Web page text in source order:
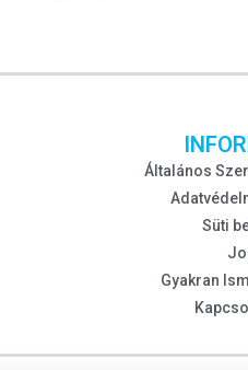
Általános
Süti
Gyakran